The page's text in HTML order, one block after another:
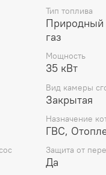
Тип топлива
газ
Мощность
35 кВт
Вид камеры
Закрытая
Назначение
ГВС,
Защита от
Да